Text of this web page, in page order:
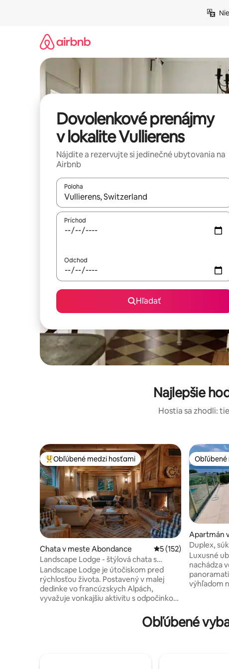
Dovolenkové prenájmy
v lokalite Vullierens
Nájdite a rezervujte si jedinečné ubytovania na
Airbnb
Poloha
Keď budú výsledky k dispozícii, môžete si ich
Príchod
Odchod
Hľadať
Najlepšie
Hostia sa zhodli:
Najobľúbenejšie medzi hosťami
Obľúbené medzi hosťami
Chata v meste Abondance Priemerné
5 (152)
Landscape Lodge - štýlová chata s
úžasným výhľadom
Landscape Lodge je útočiskom pred
rýchlosťou života. Postavený v malej
dedinke vo francúzskych Alpách,
vyvažuje vonkajšiu aktivitu s odpočinkom
elegantné, moderné povrchové úpravy s
jedinečnými, tradičnými kúskami. Postele
Obľúbené
Apartmán
Duplex,
marca do
Luxusné
nachádza
výhľadom
jazera,
veľkých
Obľúbené